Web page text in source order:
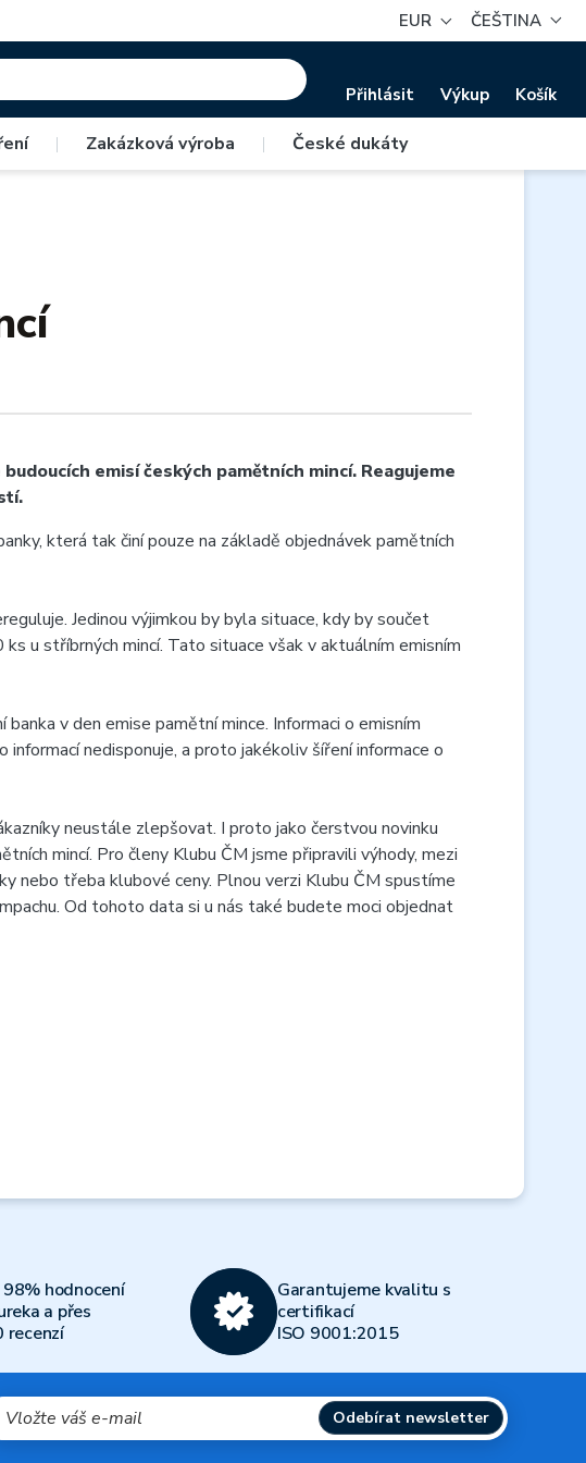
EUR ČEŠTINA
Přihlásit Výkup Košík
| Zakázková výroba | České dukáty
emisí českých pamětních mincí. Reagujeme
která tak činí pouze na základě objednávek pamětních
Jedinou výjimkou by byla situace, kdy by součet
u stříbrných mincí. Tato situace však v aktuálním emisním
v den emise pamětní mince. Informaci o emisním
nedisponuje, a proto jakékoliv šíření informace o
neustále zlepšovat. I proto jako čerstvou novinku
mincí. Pro členy Klubu ČM jsme připravili výhody, mezi
nebo třeba klubové ceny. Plnou verzi Klubu ČM spustíme
Od tohoto data si u nás také budete moci objednat
98% hodnocení
a přes
recenzí
Garantujeme kvalitu s
certifikací
ISO 9001:2015
Odebírat newsletter